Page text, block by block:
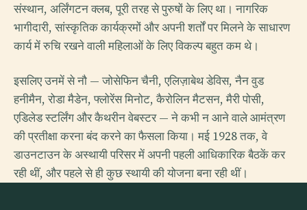
संस्थान, अर्लिंगटन क्लब, पूरी तरह से पुरुषों के लिए था। नागरिक
भागीदारी, सांस्कृतिक कार्यक्रमों और अपनी शर्तों पर मिलने के साधारण
कार्य में रुचि रखने वाली महिलाओं के लिए विकल्प बहुत कम थे।
इसलिए उनमें से नौ — जोसेफिन चैनी, एलिज़ाबेथ डेविस, नैन वुड
हनीमैन, रोडा मैडेन, फ्लोरेंस मिनोट, कैरोलिन मैटसन, मैरी पोसी,
एडिलेड स्टर्लिंग और कैथरीन वेबस्टर — ने कभी न आने वाले आमंत्रण
की प्रतीक्षा करना बंद करने का फैसला किया। मई 1928 तक, वे
डाउनटाउन के अस्थायी परिसर में अपनी पहली आधिकारिक बैठकें कर
रही थीं, और पहले से ही कुछ स्थायी की योजना बना रही थीं।